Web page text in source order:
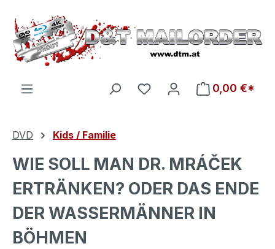
Zum Hauptinhalt springen
Du hast 0 Produkte auf
0,00 €*
DVD Kids / Familie
WIE SOLL MAN DR. MRÁČEK
ERTRÄNKEN? ODER DAS ENDE
DER WASSERMÄNNER IN
BÖHMEN